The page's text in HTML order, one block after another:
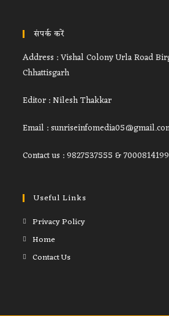
संपर्क करें
Address : Vishal Colony Urla Road
Chhattisgarh
Editor : Nilesh Thakkar
Email :
Contact us : 9827537555 & 7000814199
Useful Links
Privacy Policy
Home
Contact Us